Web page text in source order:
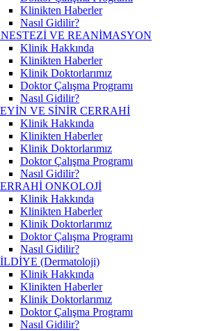
Klinikten Haberler
Nasıl Gidilir?
VE REANİMASYON
Klinik Hakkında
Klinikten Haberler
Klinik Doktorlarımız
Doktor Çalışma Programı
Nasıl Gidilir?
VE SİNİR CERRAHİ
Klinik Hakkında
Klinikten Haberler
Klinik Doktorlarımız
Doktor Çalışma Programı
Nasıl Gidilir?
ONKOLOJİ
Klinik Hakkında
Klinikten Haberler
Klinik Doktorlarımız
Doktor Çalışma Programı
Nasıl Gidilir?
(Dermatoloji)
Klinik Hakkında
Klinikten Haberler
Klinik Doktorlarımız
Doktor Çalışma Programı
Nasıl Gidilir?